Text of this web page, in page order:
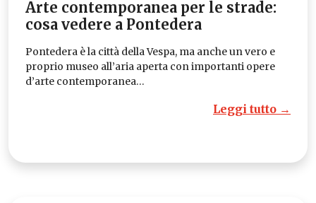
Arte contemporanea per le strade:
cosa vedere a Pontedera
Pontedera è la città della Vespa, ma anche un vero e
proprio museo all’aria aperta con importanti opere
d’arte contemporanea…
Leggi tutto →